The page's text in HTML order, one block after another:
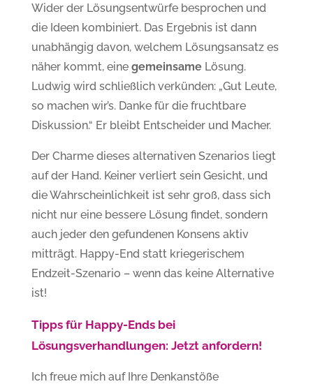
Wider der Lösungsentwürfe besprochen und
die Ideen kombiniert. Das Ergebnis ist dann
unabhängig davon, welchem Lösungsansatz es
näher kommt, eine gemeinsame Lösung.
Ludwig wird schließlich verkünden: „Gut Leute,
so machen wir’s. Danke für die fruchtbare
Diskussion.“ Er bleibt Entscheider und Macher.
Der Charme dieses alternativen Szenarios liegt
auf der Hand. Keiner verliert sein Gesicht, und
die Wahrscheinlichkeit ist sehr groß, dass sich
nicht nur eine bessere Lösung findet, sondern
auch jeder den gefundenen Konsens aktiv
mitträgt. Happy-End statt kriegerischem
Endzeit-Szenario – wenn das keine Alternative
ist!
Tipps für Happy-Ends bei
Lösungsverhandlungen: Jetzt anfordern!
Ich freue mich auf Ihre Denkanstöße